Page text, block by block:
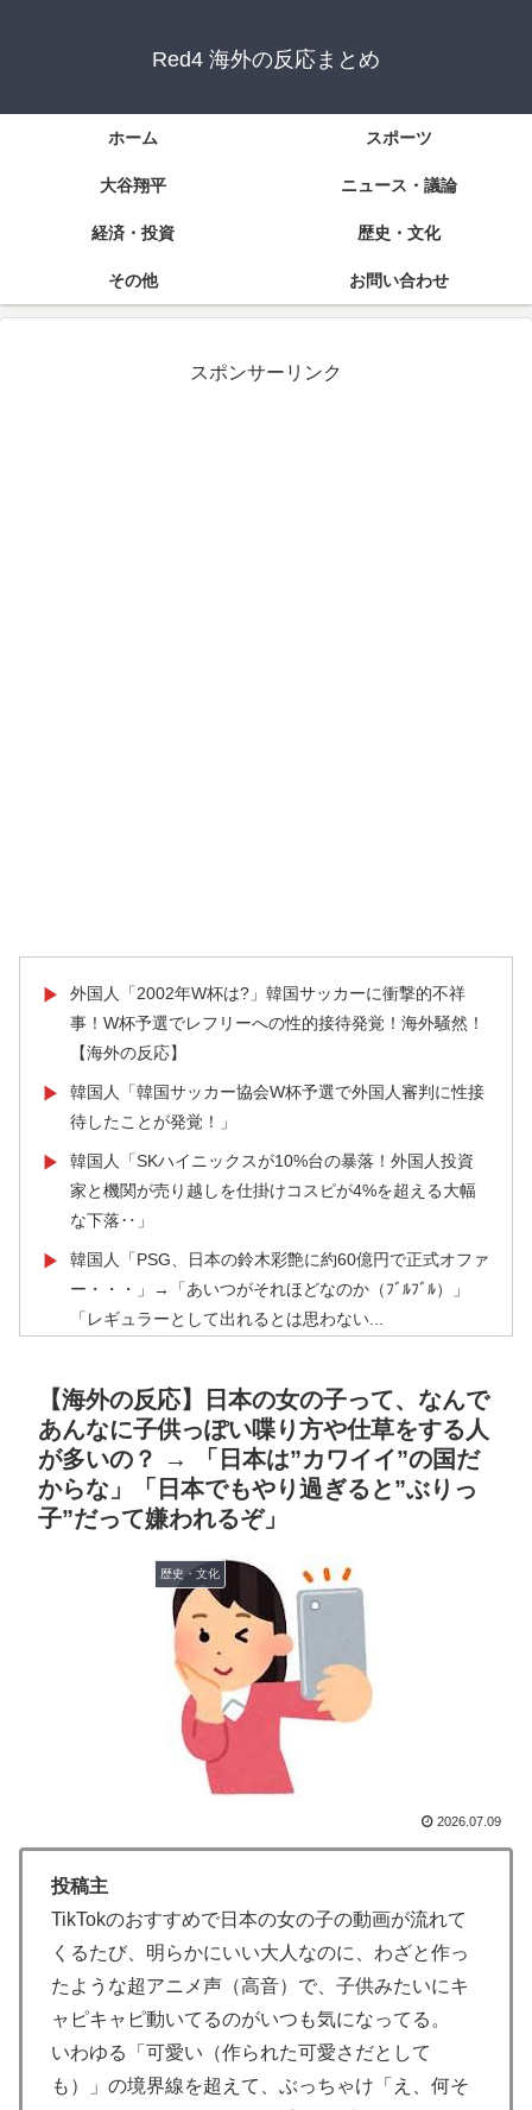
Red4 海外の反応まとめ
ホーム スポーツ
大谷翔平 ニュース・議論
経済・投資 歴史・文化
その他 お問い合わせ
スポンサーリンク
▶
外国人「2002年W杯は?」韓国サッカーに衝撃的不祥
事！W杯予選でレフリーへの性的接待発覚！海外騒然！
【海外の反応】
▶
韓国人「韓国サッカー協会W杯予選で外国人審判に性接
待したことが発覚！」
▶
韓国人「SKハイニックスが10%台の暴落！外国人投資
家と機関が売り越しを仕掛けコスピが4%を超える大幅
な下落‥」
▶
韓国人「PSG、日本の鈴木彩艶に約60億円で正式オファ
ー・・・」→「あいつがそれほどなのか（ﾌﾞﾙﾌﾞﾙ）」
「レギュラーとして出れるとは思わない...
バペ、今季無冠でも初受賞か!?海外ファンが考える本命
とは!?【海外の反応】
▶ 海外「日本なんて行くんじゃなかった…」 日本を知っ
てしまったディズニー信者、帰国後『本家』に失望する
事態に
韓国人「日本でヤバい作品ばかりアニメ化してて心配に
韓国内で続く反日的雰囲気…日本不買運動の広報チラシ
を受け取った日本人留学生困惑＝韓国の反応
ロシア「お前らの国にある似非エッフェル塔を見せてく
英国人「ようこそ」冨安健洋、クリスタルパレス加入が
決定的に！メディカル検査をパス！現地サポが歓迎！ア
回の性接待を行い審判を買収していたことが発覚…（ﾌﾞ
ﾙﾌﾞﾙ」＝韓国の反応
▶ ライバルのリコに身体で賞金払わせる話やりてえ
外国人「2002年W杯は?」韓国サッカーに衝撃的不祥
事！W杯予選でレフリーへの性的接待発覚！海外騒然！
【海外の反応】
▶
【海外の反応】野球を観はじめたばかりなんだが大谷翔
【海外の反応】日本の女の子って、なんで
あんなに子供っぽい喋り方や仕草をする人
が多いの？ → 「日本は”カワイイ”の国だ
からな」「日本でもやり過ぎると”ぶりっ
子”だって嫌われるぞ」
歴史・文化
2026.07.09
投稿主
TikTokのおすすめで日本の女の子の動画が流れて
くるたび、明らかにいい大人なのに、わざと作っ
たような超アニメ声（高音）で、子供みたいにキ
ャピキャピ動いてるのがいつも気になってる。
いわゆる「可愛い（作られた可愛さだとして
も）」の境界線を超えて、ぶっちゃけ「え、何そ